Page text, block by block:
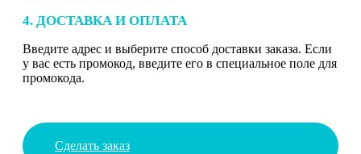
4. ДОСТАВКА И ОПЛАТА
Введите адрес и выберите способ доставки заказа. Если
у вас есть промокод, введите его в специальное поле для
промокода.
Сделать заказ